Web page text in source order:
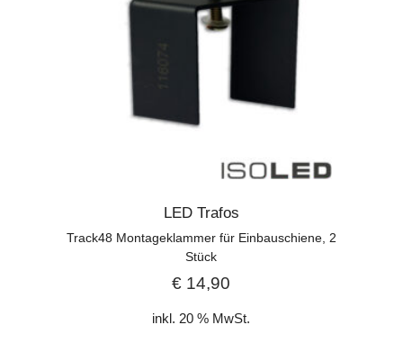
LED Trafos
Track48 Montageklammer für Einbauschiene, 2
Stück
€ 14,90
inkl. 20 % MwSt.